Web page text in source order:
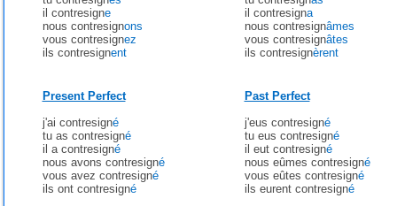
il contresigne
nous contresignons
vous contresignez
ils contresignent
il contresigna
nous contresignâmes
vous contresignâtes
ils contresignèrent
Present Perfect
j'ai contresigné
tu as contresigné
il a contresigné
nous avons contresigné
vous avez contresigné
ils ont contresigné
Past Perfect
j'eus contresigné
tu eus contresigné
il eut contresigné
nous eûmes contresigné
vous eûtes contresigné
ils eurent contresigné